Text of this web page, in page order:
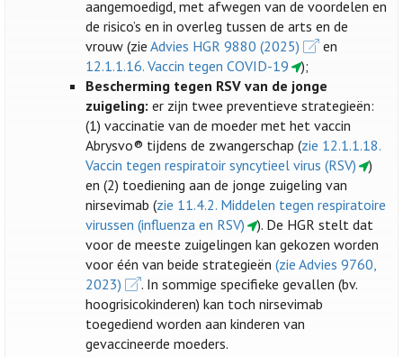
aangemoedigd, met afwegen van de voordelen en
de risico’s en in overleg tussen de arts en de
vrouw (zie Advies HGR 9880 (2025)
en
12.1.1.16. Vaccin tegen COVID-19
);
Bescherming tegen RSV van de jonge
zuigeling: er zijn twee preventieve strategieën:
(1) vaccinatie van de moeder met het vaccin
Abrysvo® tijdens de zwangerschap (zie 12.1.1.18.
Vaccin tegen respiratoir syncytieel virus (RSV)
)
en (2) toediening aan de jonge zuigeling van
nirsevimab (zie 11.4.2. Middelen tegen respiratoire
virussen (influenza en RSV)
). De HGR stelt dat
voor de meeste zuigelingen kan gekozen worden
voor één van beide strategieën (zie Advies 9760,
2023)
. In sommige specifieke gevallen (bv.
hoogrisicokinderen) kan toch nirsevimab
toegediend worden aan kinderen van
gevaccineerde moeders.